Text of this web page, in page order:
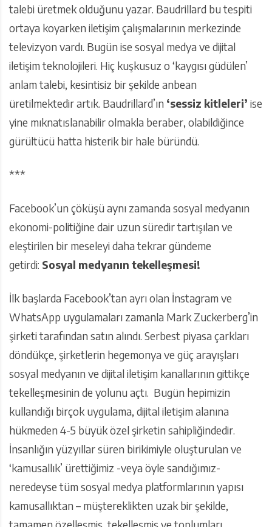
talebi üretmek olduğunu yazar. Baudrillard bu tespiti
ortaya koyarken iletişim çalışmalarının merkezinde
televizyon vardı. Bugün ise sosyal medya ve dijital
iletişim teknolojileri. Hiç kuşkusuz o ‘kaygısı güdülen’
anlam talebi, kesintisiz bir şekilde anbean
üretilmektedir artık. Baudrillard’ın ‘sessiz kitleleri’ ise
yine mıknatıslanabilir olmakla beraber, olabildiğince
gürültücü hatta histerik bir hale büründü.
***
Facebook’un çöküşü aynı zamanda sosyal medyanın
ekonomi-politiğine dair uzun süredir tartışılan ve
eleştirilen bir meseleyi daha tekrar gündeme
getirdi: Sosyal medyanın tekelleşmesi!
İlk başlarda Facebook’tan ayrı olan İnstagram ve
WhatsApp uygulamaları zamanla Mark Zuckerberg’in
şirketi tarafından satın alındı. Serbest piyasa çarkları
döndükçe, şirketlerin hegemonya ve güç arayışları
sosyal medyanın ve dijital iletişim kanallarının gittikçe
tekelleşmesinin de yolunu açtı. Bugün hepimizin
kullandığı birçok uygulama, dijital iletişim alanına
hükmeden 4-5 büyük özel şirketin sahipliğindedir.
İnsanlığın yüzyıllar süren birikimiyle oluşturulan ve
‘kamusallık’ ürettiğimiz -veya öyle sandığımız-
neredeyse tüm sosyal medya platformlarının yapısı
kamusallıktan – müştereklikten uzak bir şekilde,